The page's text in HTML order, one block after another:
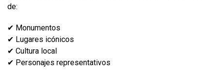
de:
✔ Monumentos
✔ Lugares icónicos
✔ Cultura local
✔ Personajes representativos